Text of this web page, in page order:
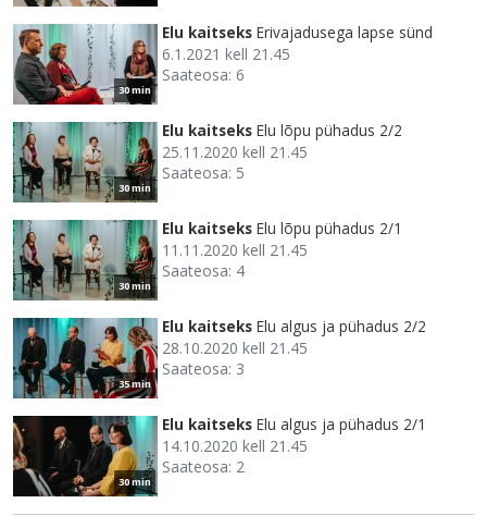
30 min
Elu kaitseks Erivajadusega lapse sünd
6.1.2021 kell 21.45
Saateosa: 6
30 min
Elu kaitseks Elu lõpu pühadus 2/2
25.11.2020 kell 21.45
Saateosa: 5
30 min
Elu kaitseks Elu lõpu pühadus 2/1
11.11.2020 kell 21.45
Saateosa: 4
35 min
Elu kaitseks Elu algus ja pühadus 2/2
28.10.2020 kell 21.45
Saateosa: 3
30 min
Elu kaitseks Elu algus ja pühadus 2/1
14.10.2020 kell 21.45
Saateosa: 2